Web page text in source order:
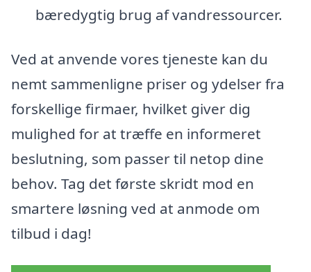
bæredygtig brug af vandressourcer.
Ved at anvende vores tjeneste kan du
nemt sammenligne priser og ydelser fra
forskellige firmaer, hvilket giver dig
mulighed for at træffe en informeret
beslutning, som passer til netop dine
behov. Tag det første skridt mod en
smartere løsning ved at anmode om
tilbud i dag!